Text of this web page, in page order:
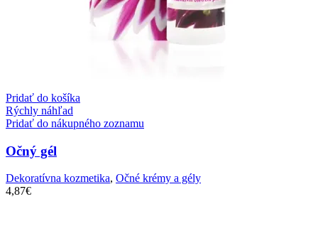
Pridať do košíka
Rýchly náhľad
Pridať do nákupného zoznamu
Očný gél
Dekoratívna kozmetika, Očné krémy a gély
4,87€